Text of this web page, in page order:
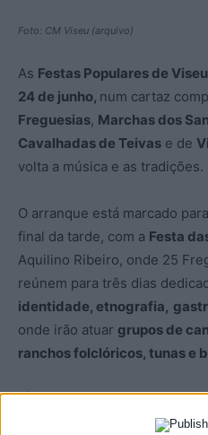
Foto: CM Viseu (arquivo)
As Festas Populares de Viseu
24 de junho, num cartaz
Freguesias, Marchas dos
Cavalhadas de Teivas e de
volta a música e as tradições.
O arranque está marcado
final da tarde, com a Festa
Aquilino Ribeiro, onde 25
reúnem para três dias
identidade, etnografia,
onde irão atuar grupos de
ranchos folclóricos, tunas e
“É um regresso feliz e muito
de realizações que